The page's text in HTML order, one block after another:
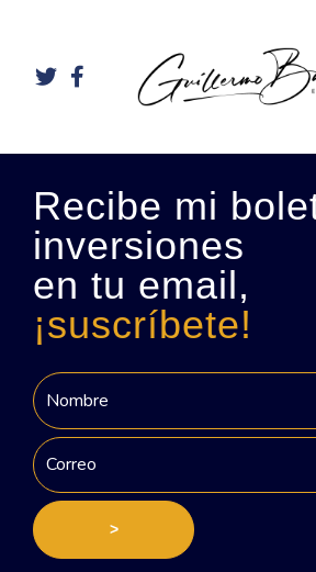
Recibe mi
inversiones
en tu email,
¡suscríbete!
>